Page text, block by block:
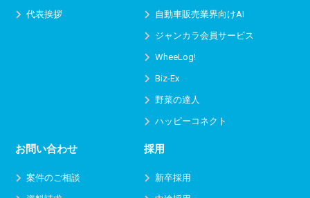
代表挨拶 自動車販売業界向けAI
ジャンカラ会員サービス
WheeLog!
Biz-Ex
野菜の達人
ハッピーコネクト
お問い合わせ
案件のご相談
採用
新卒採用